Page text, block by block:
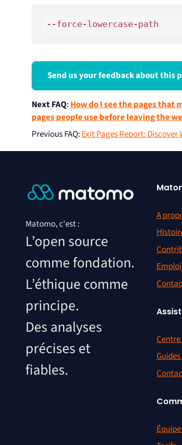
--force-lowercase-path
Send us your feedback about this
Next FAQ: How do I see the pages that
pages people use before leaving the
Previous FAQ: Exit Pages Report: Discover
Matomo, c'est :
L’open source
comme fondation.
L’éthique comme
principe.
Des analyses
précises et
fiables.
A
Emploi
Centre